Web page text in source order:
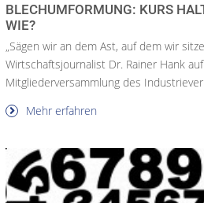
BLECHUMFORMUNG: KURS
WIE?
„Sägen wir an dem Ast, auf dem wir
Wirtschaftsjournalist Dr. Rainer Hank
Mitgliederversammlung des
Mehr erfahren